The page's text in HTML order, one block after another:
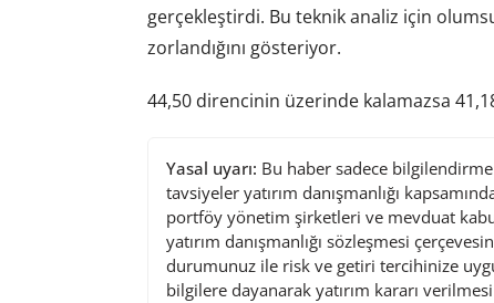
gerçekleştirdi. Bu teknik analiz için
zorlandığını gösteriyor.
44,50 direncinin üzerinde kalamazsa
Yasal uyarı: Bu haber sadece
tavsiyeler yatırım danışmanlığı
portföy yönetim şirketleri ve mevduat
yatırım danışmanlığı sözleşmesi
durumunuz ile risk ve getiri tercihinize
bilgilere dayanarak yatırım kararı